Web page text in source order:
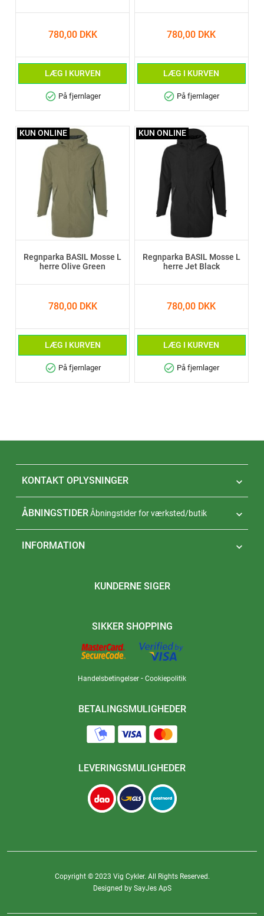
780,00 DKK
LÆG I KURVEN
check_circle På fjernlager
780,00 DKK
LÆG I KURVEN
check_circle På fjernlager
Regnparka BASIL Mosse L
herre Olive Green
780,00 DKK
LÆG I KURVEN
check_circle På fjernlager
KUN ONLINE
Regnparka BASIL Mosse L
herre Jet Black
780,00 DKK
LÆG I KURVEN
check_circle På fjernlager
KUN ONLINE
KONTAKT OPLYSNINGER 
ÅBNINGSTIDER 
Åbningstider for værksted/butik
INFORMATION 
KUNDERNE SIGER
SIKKER SHOPPING
Handelsbetingelser - Cookiepolitik
BETALINGSMULIGHEDER
LEVERINGSMULIGHEDER
Copyright © 2023 Vig Cykler. All Rights Reserved.
Designed by SayJes ApS